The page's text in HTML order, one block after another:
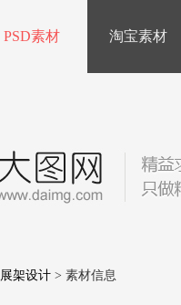
PSD素材 淘宝素材
展架设计 > 素材信息